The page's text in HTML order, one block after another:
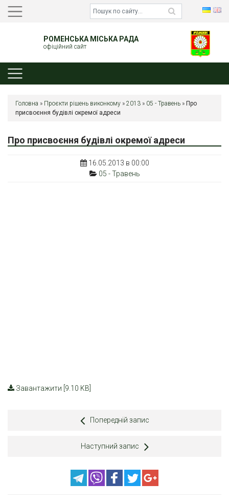
РОМЕНСЬКА МІСЬКА РАДА
офіційний сайт
Головна » Проєкти рішень виконкому » 2013 » 05 - Травень » Про
присвоєння будівлі окремої адреси
Про присвоєння будівлі окремої адреси
16.05.2013 в 00:00
05 - Травень
Завантажити [9.10 KB]
Попередній запис
Наступний запис